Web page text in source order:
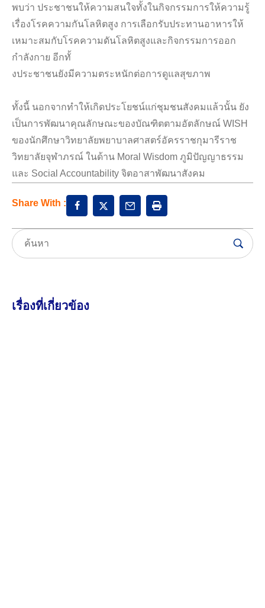
พบว่า ประชาชนให้ความสนใจทั้งในกิจกรรมการให้ความรู้
เรื่องโรคความกันโลหิตสูง การเลือกรับประทานอาหารให้
เหมาะสมกับโรคความดันโลหิตสูงและกิจกรรมการออก
กำลังกาย อีกทั้
งประชาชนยังมีความตระหนักต่อการดูแลสุขภาพ
ทั้งนี้ นอกจากทำให้เกิดประโยชน์แก่ชุมชนสังคมแล้วนั้น ยัง
เป็นการพัฒนาคุณลักษณะของบัณฑิตตามอัตลักษณ์ WISH
ของนักศึกษาวิทยาลัยพยาบาลศาสตร์อัครราชกุมารีราช
วิทยาลัยจุฬาภรณ์ ในด้าน Moral Wisdom ภูมิปัญญาธรรม
และ Social Accountability จิตอาสาพัฒนาสังคม
Share With :
เรื่องที่เกี่ยวข้อง